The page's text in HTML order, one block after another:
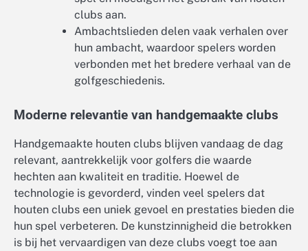
clubs aan.
Ambachtslieden delen vaak verhalen over
hun ambacht, waardoor spelers worden
verbonden met het bredere verhaal van de
golfgeschiedenis.
Moderne relevantie van handgemaakte clubs
Handgemaakte houten clubs blijven vandaag de dag
relevant, aantrekkelijk voor golfers die waarde
hechten aan kwaliteit en traditie. Hoewel de
technologie is gevorderd, vinden veel spelers dat
houten clubs een uniek gevoel en prestaties bieden die
hun spel verbeteren. De kunstzinnigheid die betrokken
is bij het vervaardigen van deze clubs voegt toe aan